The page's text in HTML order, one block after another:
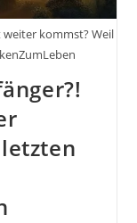
kommst? Weil